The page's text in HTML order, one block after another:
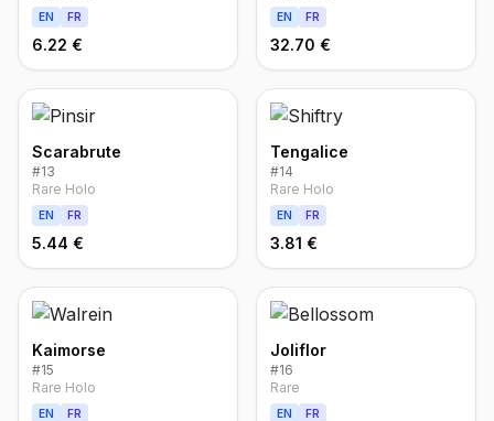
EN FR
6.22 €
EN FR
32.70 €
Scarabrute
#13
Rare Holo
EN FR
5.44 €
Tengalice
#14
Rare Holo
EN FR
3.81 €
Kaimorse
#15
Rare Holo
EN FR
Joliflor
#16
Rare
EN FR